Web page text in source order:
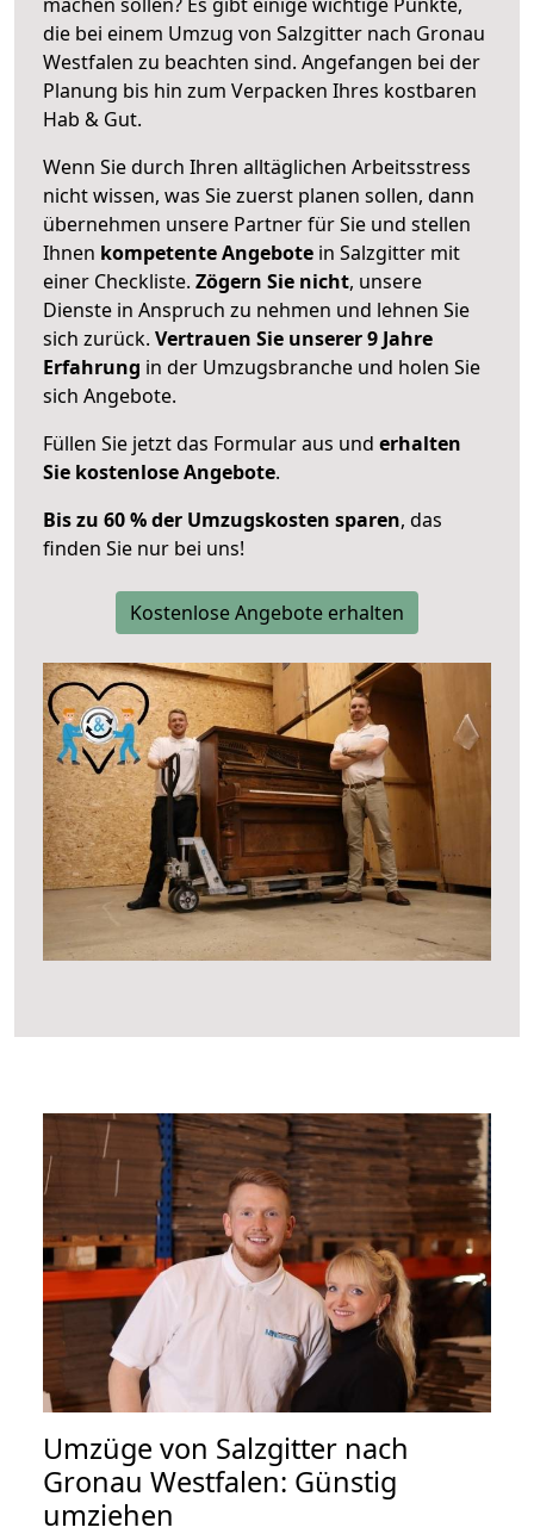
die bei einem Umzug von Salzgitter nach Gronau
Westfalen zu beachten sind. Angefangen bei der
Planung bis hin zum Verpacken Ihres kostbaren
Hab & Gut.
Wenn Sie durch Ihren alltäglichen Arbeitsstress
nicht wissen, was Sie zuerst planen sollen, dann
übernehmen unsere Partner für Sie und stellen
Ihnen kompetente Angebote in Salzgitter mit
einer Checkliste. Zögern Sie nicht, unsere
Dienste in Anspruch zu nehmen und lehnen Sie
sich zurück. Vertrauen Sie unserer 9 Jahre
Erfahrung in der Umzugsbranche und holen Sie
sich Angebote.
Füllen Sie jetzt das Formular aus und erhalten
Sie kostenlose Angebote.
Bis zu 60 % der Umzugskosten sparen, das
finden Sie nur bei uns!
Kostenlose Angebote erhalten
Umzüge von Salzgitter nach
Gronau Westfalen: Günstig
umziehen